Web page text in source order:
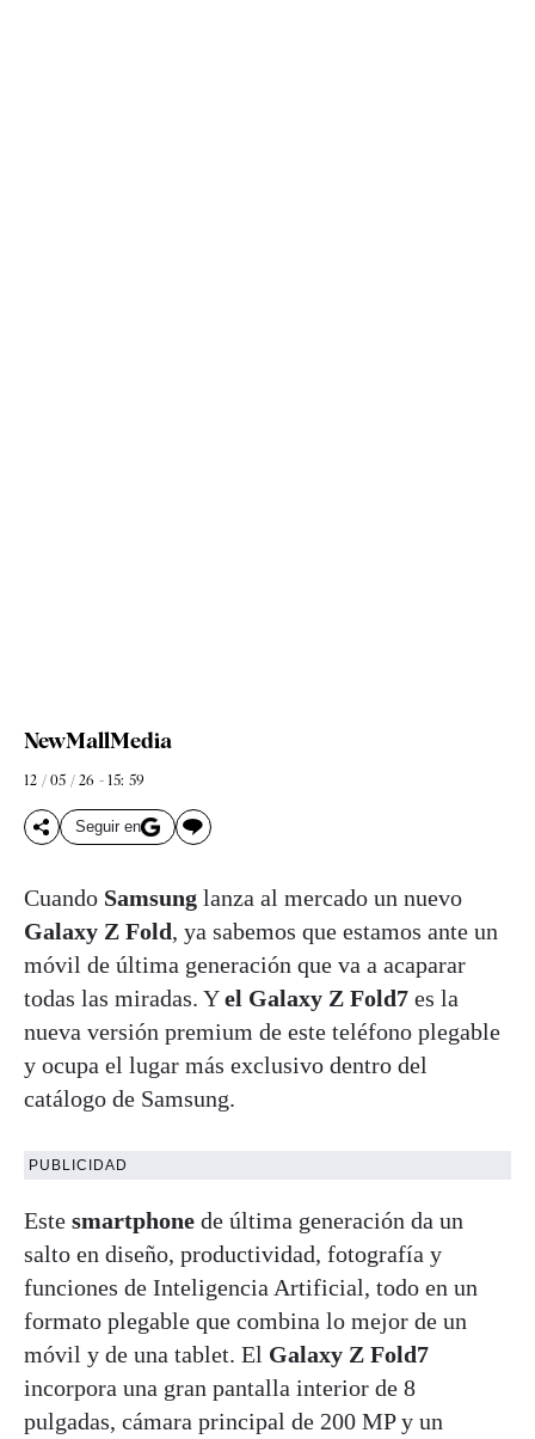
NewMallMedia
12 / 05 / 26 - 15: 59
Seguir en
Cuando Samsung lanza al mercado un nuevo
Galaxy Z Fold, ya sabemos que estamos ante un
móvil de última generación que va a acaparar
todas las miradas. Yel Galaxy Z Fold7 es la
nueva versión premium de este teléfono plegable
y ocupa el lugar más exclusivo dentro del
catálogo de Samsung.
PUBLICIDAD
Este smartphone de última generación da un
salto en diseño, productividad, fotografía y
funciones de Inteligencia Artificial, todo en un
formato plegable que combina lo mejor de un
móvil y de una tablet. El Galaxy Z Fold7
incorpora una gran pantalla interior de 8
pulgadas, cámara principal de 200 MP y un